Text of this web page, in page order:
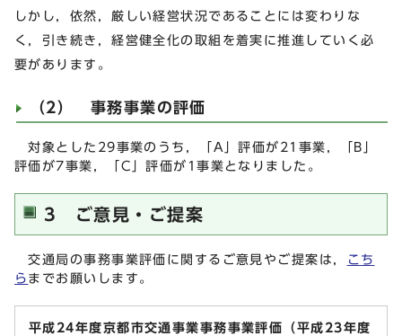
しかし，依然，厳しい経営状況であることには変わりな
く，引き続き，経営健全化の取組を着実に推進していく必
要があります。
（2） 事務事業の評価
対象とした29事業のうち，「A」評価が21事業，「B」
評価が7事業，「C」評価が1事業となりました。
3 ご意見・ご提案
交通局の事務事業評価に関するご意見やご提案は，
こち
ら までお願いします。
平成24年度京都市交通事業事務事業評価（平成23年度